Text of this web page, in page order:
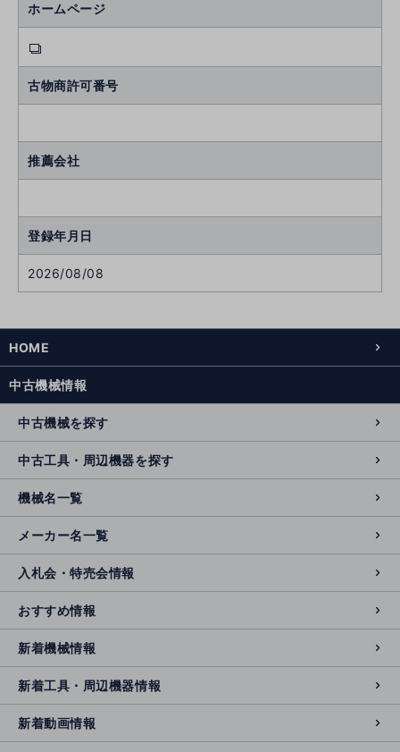
ホームページ
古物商許可番号
推薦会社
登録年月日
2026/08/08
HOME
中古機械情報
中古機械を探す
中古工具・周辺機器を探す
機械名一覧
メーカー名一覧
入札会・特売会情報
おすすめ情報
新着機械情報
新着工具・周辺機器情報
新着動画情報